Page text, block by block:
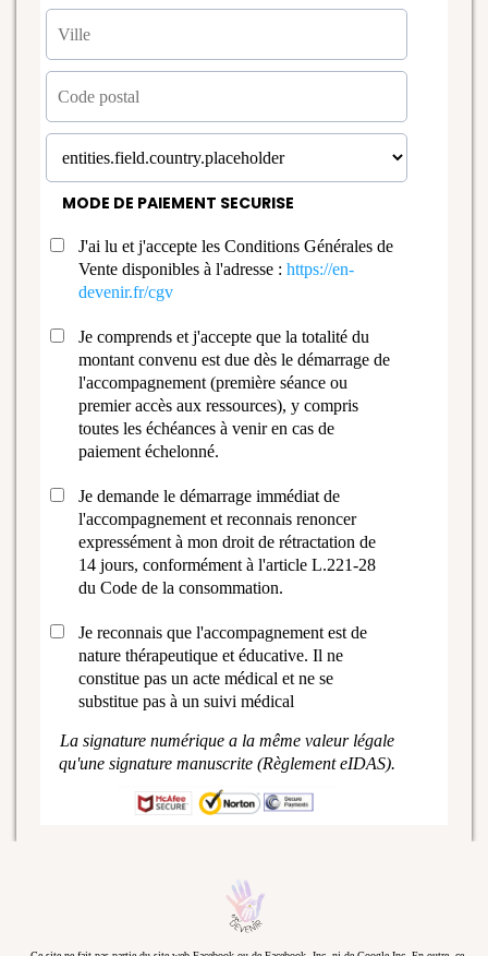
MODE DE PAIEMENT SECURISE
J'ai lu et j'accepte les Conditions Générales de
Vente disponibles à l'adresse : https://en-
devenir.fr/cgv
Je comprends et j'accepte que la totalité du
montant convenu est due dès le démarrage de
l'accompagnement (première séance ou
premier accès aux ressources), y compris
toutes les échéances à venir en cas de
paiement échelonné.
Je demande le démarrage immédiat de
l'accompagnement et reconnais renoncer
expressément à mon droit de rétractation de
14 jours, conformément à l'article L.221-28
du Code de la consommation.
Je reconnais que l'accompagnement est de
nature thérapeutique et éducative. Il ne
constitue pas un acte médical et ne se
substitue pas à un suivi médical
La signature numérique a la même valeur légale
qu'une signature manuscrite (Règlement eIDAS).